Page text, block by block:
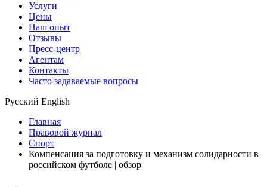
Услуги
Цены
Наш опыт
Отзывы
Пресс-центр
Агентам
Контакты
Часто задаваемые вопросы
Русский English
Главная
Правовой журнал
Спорт
Компенсация за подготовку и механизм солидарности в
российском футболе | обзор